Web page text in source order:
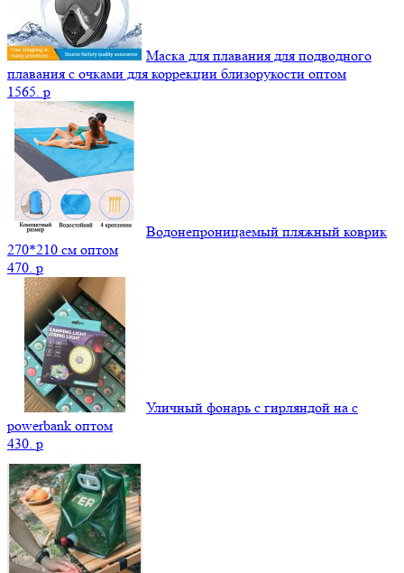
Маска для плавания для подводного
плавания с очками для коррекции близорукости оптом
1565. p
Водонепроницаемый пляжный коврик
270*210 см оптом
470. p
Уличный фонарь с гирляндой на с
powerbank оптом
430. p